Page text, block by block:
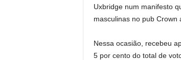
Uxbridge num manifesto
masculinas no pub Crown
Nessa ocasião, recebeu
5 por cento do total de